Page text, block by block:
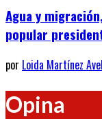
Agua y
popular
por Loida Martínez
Opina